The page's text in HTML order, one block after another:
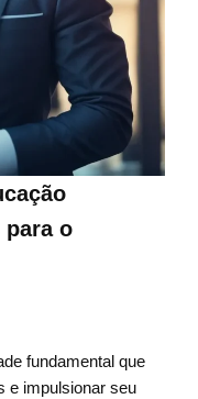
para o
fundamental que
e impulsionar seu